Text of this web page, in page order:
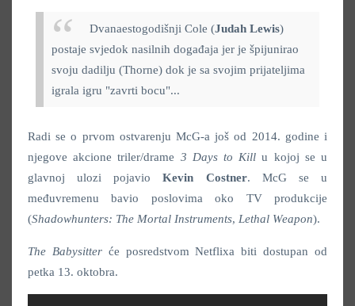
Dvanaestogodišnji Cole (Judah Lewis)
postaje svjedok nasilnih događaja jer je špijunirao
svoju dadilju (Thorne) dok je sa svojim prijateljima
igrala igru "zavrti bocu"...
Radi se o prvom ostvarenju McG-a još od 2014. godine i
njegove akcione triler/drame 3 Days to Kill u kojoj se u
glavnoj ulozi pojavioKevin Costner. McG se u
međuvremenu bavio poslovima oko TV produkcije
(Shadowhunters: The Mortal Instruments, Lethal Weapon).
The Babysitterće posredstvom Netflixa biti dostupan od
petka 13. oktobra.